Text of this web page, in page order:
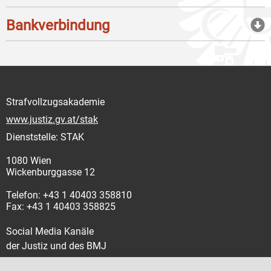
Bankverbindung
Strafvollzugsakademie
www.justiz.gv.at/stak
Dienststelle: STAK
1080 Wien
Wickenburggasse 12
Telefon: +43 1 40403 358810
Fax: +43 1 40403 358825
Social Media Kanäle
der Justiz und des BMJ